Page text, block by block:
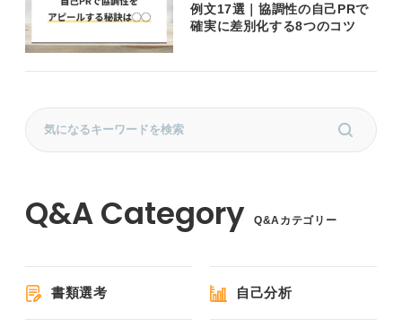
例文17選｜協調性の自己PRで
確実に差別化する8つのコツ
Q&Aカテゴリー
書類選考 自己分析